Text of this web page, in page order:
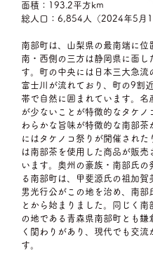
面積：193.2平方km
総人口：6,854人（2024年5月1
南部町は、山梨県の最南端に位
南・西側の三方は静岡県に面し
す。町の中央には日本三大急流
富士川が流れており、町の9割
帯で自然に囲まれています。名
が少ないことが特徴的なタケノ
わらかな旨味が特徴的な南部茶
にはタケノコ祭りが開催された
は南部茶を使用した商品が販売
います。奥州の豪族・南部氏の
る南部町は、甲斐源氏の祖加賀
男光行公がこの地を治め、南部
とから始まりました。同じく南
の地である青森県南部町とも鎌
く関わりがあり、現代でも交流
す。